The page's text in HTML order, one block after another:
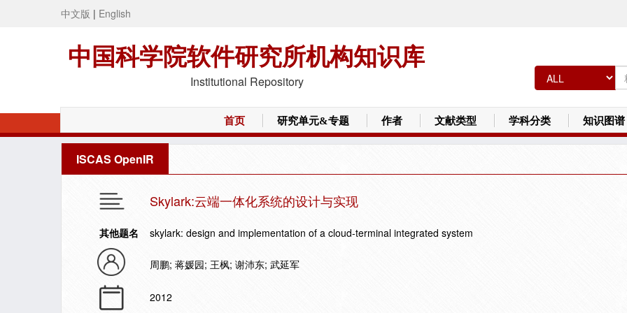
中文版 | English
中国科学院软件研究所机构知识库
Institutional Repository
首页 研究单元&专题 作者 文献类型 学科分类 知识图谱
ISCAS OpenIR
Skylark:云端一体化系统的设计与实现
其他题名 skylark: design and implementation of a cloud-terminal integrated system
周鹏; 蒋媛园; 王枫; 谢沛东; 武延军
2012